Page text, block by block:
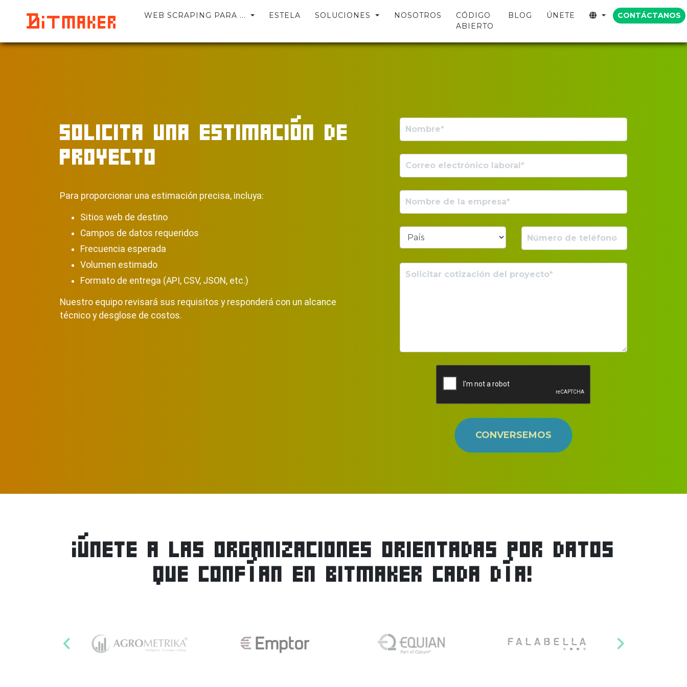
WEB SCRAPING PARA ... ESTELA SOLUCIONES NOSOTROS
CÓDIGO
ABIERTO
BLOG ÚNETE CONTÁCTANOS
SOLICITA UNA ESTIMACIÓN DE
PROYECTO
Para proporcionar una estimación precisa, incluya:
Sitios web de destino
Campos de datos requeridos
Frecuencia esperada
Volumen estimado
Formato de entrega (API, CSV, JSON, etc.)
Nuestro equipo revisará sus requisitos y responderá con un alcance
técnico y desglose de costos.
CONVERSEMOS
¡ÚNETE A LAS ORGANIZACIONES ORIENTADAS POR DATOS
QUE CONFÍAN EN BITMAKER CADA DÍA!
Anterior Siguiente